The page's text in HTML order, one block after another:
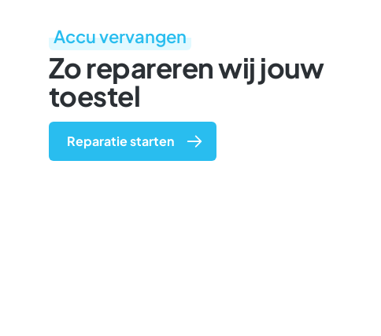
Accu vervangen
Zo repareren wij jouw
toestel
Reparatie starten